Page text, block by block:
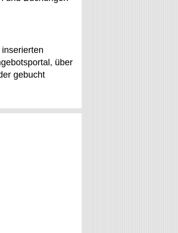
über
gebucht